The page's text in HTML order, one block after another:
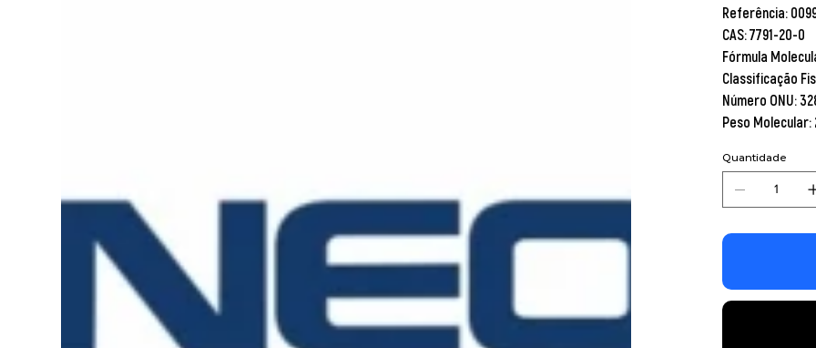
Referência:
CAS: 7791-20-0
Fórmula
Classificação
Número ONU:
Peso Molecular:
Quantidade